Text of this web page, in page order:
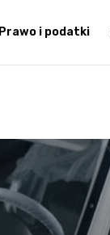
Prawo i podatki